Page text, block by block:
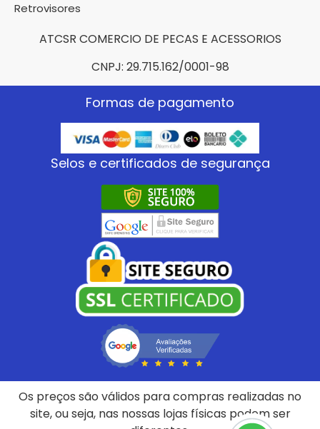
Retrovisores
ATCSR COMERCIO DE PECAS E ACESSORIOS
CNPJ: 29.715.162/0001-98
Formas de pagamento
Selos e certificados de segurança
Os preços são válidos para compras realizadas no
site, ou seja, nas nossas lojas físicas podem ser